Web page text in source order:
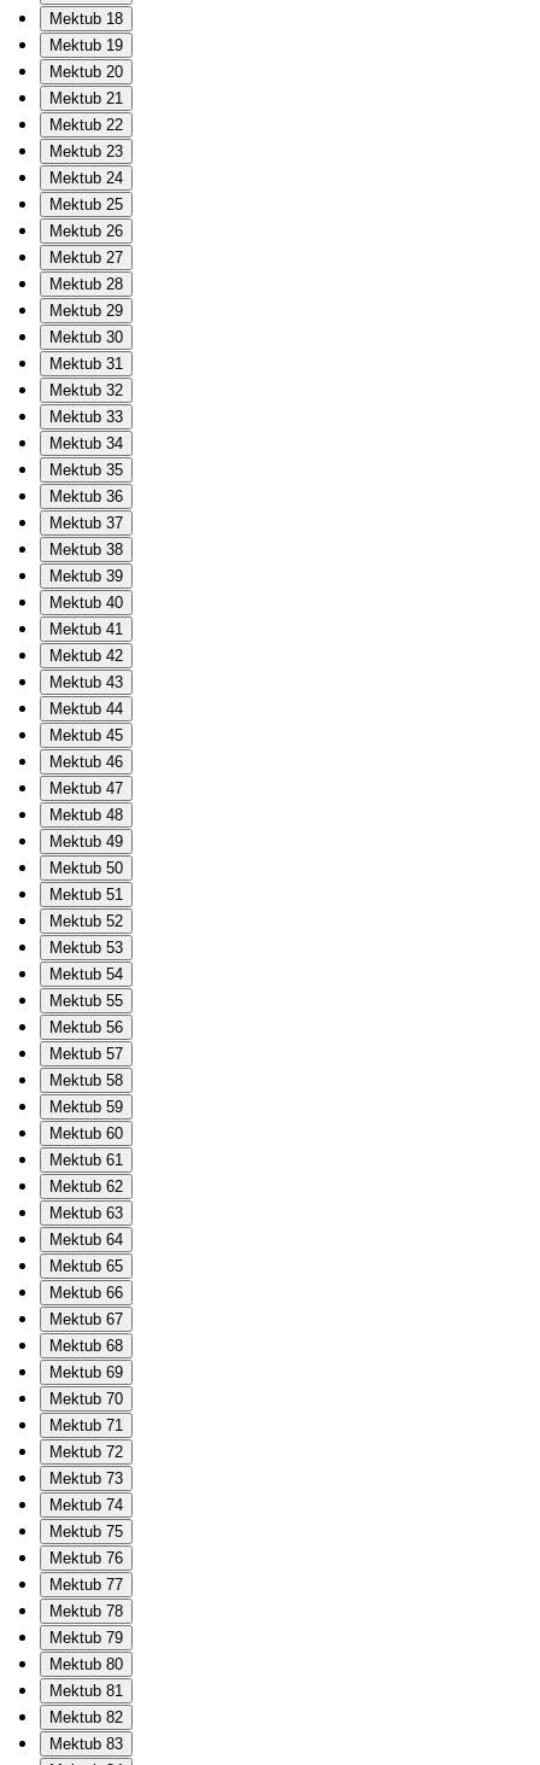
Mektub 18
Mektub 19
Mektub 20
Mektub 21
Mektub 22
Mektub 23
Mektub 24
Mektub 25
Mektub 26
Mektub 27
Mektub 28
Mektub 29
Mektub 30
Mektub 31
Mektub 32
Mektub 33
Mektub 34
Mektub 35
Mektub 36
Mektub 37
Mektub 38
Mektub 39
Mektub 40
Mektub 41
Mektub 42
Mektub 43
Mektub 44
Mektub 45
Mektub 46
Mektub 47
Mektub 48
Mektub 49
Mektub 50
Mektub 51
Mektub 52
Mektub 53
Mektub 54
Mektub 55
Mektub 56
Mektub 57
Mektub 58
Mektub 59
Mektub 60
Mektub 61
Mektub 62
Mektub 63
Mektub 64
Mektub 65
Mektub 66
Mektub 67
Mektub 68
Mektub 69
Mektub 70
Mektub 71
Mektub 72
Mektub 73
Mektub 74
Mektub 75
Mektub 76
Mektub 77
Mektub 78
Mektub 79
Mektub 80
Mektub 81
Mektub 82
Mektub 83